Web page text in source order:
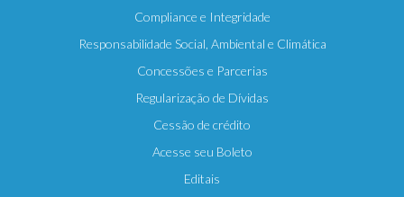
Compliance e Integridade
Responsabilidade Social, Ambiental e Climática
Concessões e Parcerias
Regularização de Dívidas
Cessão de crédito
Acesse seu Boleto
Editais